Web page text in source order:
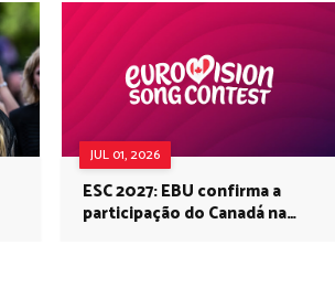
JUL 01, 2026
ESC 2027: EBU confirma a
participação do Canadá na